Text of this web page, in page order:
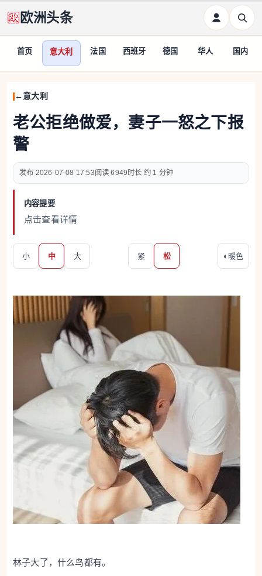
欧洲头条
首页 意大利 法国 西班牙 德国 华人 国内
意大利
老公拒绝做爱，妻子一怒之下报
警
2026-07-08 17:53 6949 约 1 分钟
内容提要
点击查看详情
小 中 大 紧 松 ◐ 暖色
林子大了，什么鸟都有。